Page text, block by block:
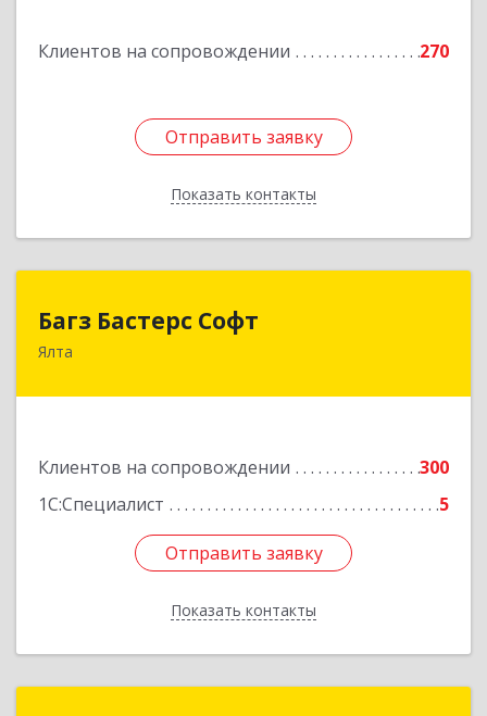
Клиентов на сопровождении 270
Отправить заявку
Показать контакты
Отправить заявку
Назад
Багз Бастерс Софт
Ялта
Клиентов на сопровождении
300
1С:Специалист
5
Отправить заявку
Показать контакты
Багз Бастерс Софт
298603, Крым Респ, Ялта г, Свердлова ул, дом №
Отправить заявку
Назад